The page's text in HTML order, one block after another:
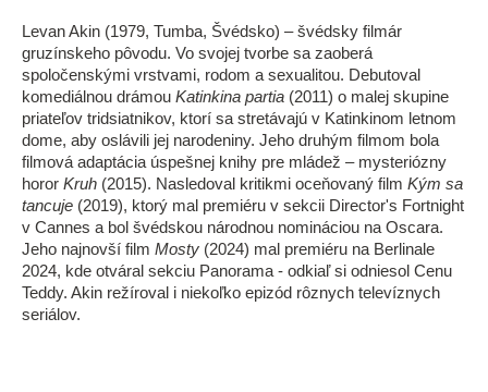
Levan Akin (1979, Tumba, Švédsko) – švédsky filmár
gruzínskeho pôvodu. Vo svojej tvorbe sa zaoberá
spoločenskými vrstvami, rodom a sexualitou. Debutoval
komediálnou drámou Katinkina partia (2011) o malej skupine
priateľov tridsiatnikov, ktorí sa stretávajú v Katinkinom letnom
dome, aby oslávili jej narodeniny. Jeho druhým filmom bola
filmová adaptácia úspešnej knihy pre mládež – mysteriózny
horor Kruh (2015). Nasledoval kritikmi oceňovaný film Kým sa
tancuje (2019), ktorý mal premiéru v sekcii Director's Fortnight
v Cannes a bol švédskou národnou nomináciou na Oscara.
Jeho najnovší film Mosty (2024) mal premiéru na Berlinale
2024, kde otváral sekciu Panorama - odkiaľ si odniesol Cenu
Teddy. Akin režíroval i niekoľko epizód rôznych televíznych
seriálov.